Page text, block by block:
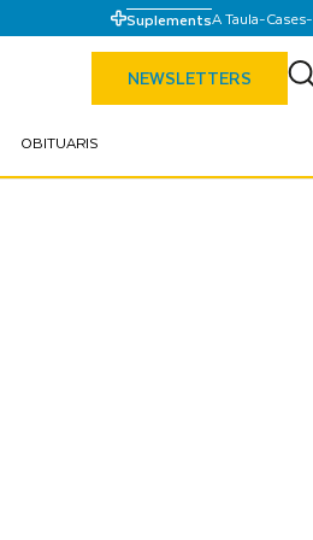
SuplementsA Taula-Cases-
NEWSLETTERS
OBITUARIS